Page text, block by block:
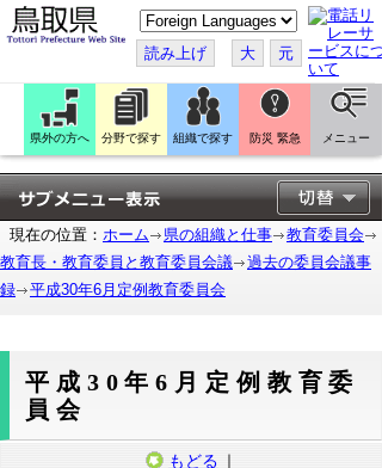
こ
の
ペ
ー
ジ
翻
訳
す
る
読み上げ 大 元
県外の方へ 分野で探す 組織で探す 防災 緊急 メニュー
現在の位置： ホーム 県の組織と仕事
教育委員会
教育長・教育委員と教育委員会議
過去の委員会議事
録
平成30年6月定例教育委員会
平成30年6月定例教育委
員会
もどる ｜